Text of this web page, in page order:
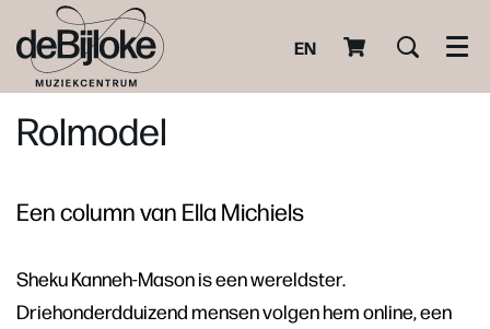
EN
Rolmodel
Een column van Ella Michiels
Sheku Kanneh-Mason is een wereldster.
Driehonderdduizend mensen volgen hem online, een